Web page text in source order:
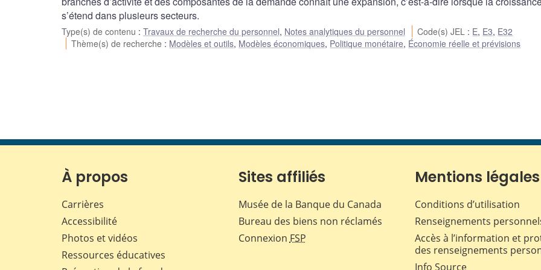
s’étend dans plusieurs secteurs.
Type(s) de contenu : Travaux de recherche du personnel, Notes analytiques du personnel Code(s) JEL : E, E3, E32
Thème(s) de recherche : Modèles et outils, Modèles économiques, Politique monétaire, Économie réelle et prévisions
À propos
Carrières
Accessibilité
Photos et vidéos
Ressources éducatives
Sites affiliés
Musée de la Banque du Canada
Bureau des biens non réclamés
Connexion FSP
Mentions légales
Conditions d’utilisation
Renseignements
Accès à l’information et
des renseignements
Info Source